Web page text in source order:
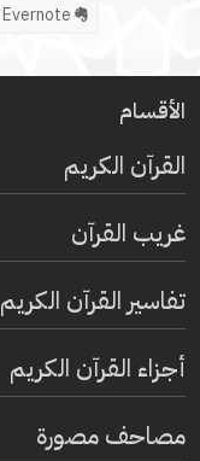
الأقسام
القرآن الكريم
غريب القرآن
تفاسير القرآن الكريم
أجزاء القرآن الكريم
مصاحف مصورة